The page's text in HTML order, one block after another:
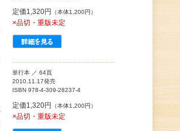
定価1,320円 （本体1,200円）
×品切・重版未定
単行本 ／ 64頁
2010.11.17発売
ISBN 978-4-309-28237-4
定価1,320円 （本体1,200円）
×品切・重版未定